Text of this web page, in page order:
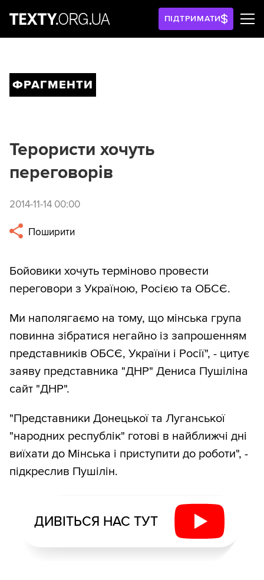
ПІДТРИМАТИ
ФРАГМЕНТИ
Терористи хочуть
переговорів
2014-11-14 00:00
Поширити
Бойовики хочуть терміново провести
переговори з Україною, Росією та ОБСЄ.
Ми наполягаємо на тому, що мінська група
повинна зібратися негайно із запрошенням
представників ОБСЄ, України і Росії", - цитує
заяву представника "ДНР" Дениса Пушіліна
сайт "ДНР".
"Представники Донецької та Луганської
"народних республік" готові в найближчі дні
виїхати до Мінська і приступити до роботи", -
підкреслив Пушілін.
ДИВІТЬСЯ НАС ТУТ